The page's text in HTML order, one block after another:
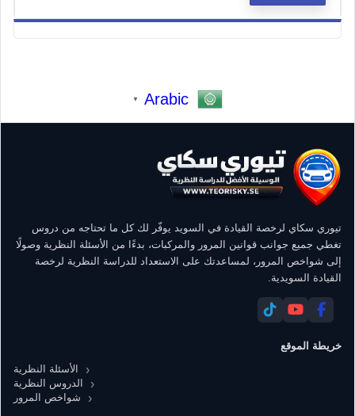
Arabic
▼
تيوري سكاي لرخصة القيادة في السويد يوفّر لك كل ما تحتاجه من دروس
تغطي جميع جوانب قوانين المرور والمركبات، بدءًا من الأسئلة النظرية وصولًا
إلى شواخص المرور، لمساعدتك على الاستعداد للدراسة النظرية لرخصة
القيادة السويدية.
خريطة الموقع
الأسئلة النظرية
الدروس النظرية
شواخص المرور